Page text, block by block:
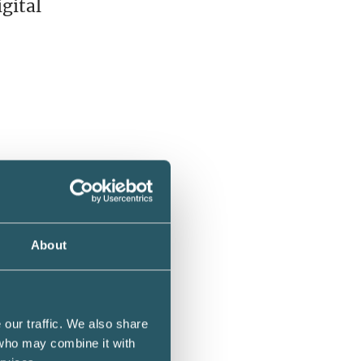
About
traffic. We also share
may combine it with
ska